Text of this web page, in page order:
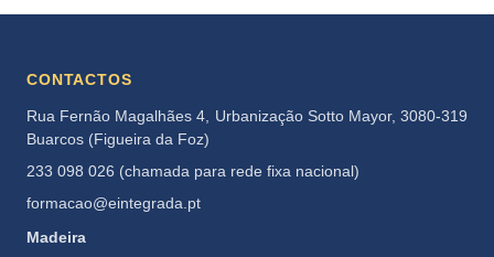
CONTACTOS
Rua Fernão Magalhães 4, Urbanização Sotto Mayor, 3080-319
Buarcos (Figueira da Foz)
233 098 026 (chamada para rede fixa nacional)
formacao@eintegrada.pt
Madeira